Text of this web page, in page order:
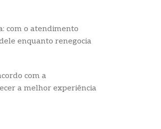
com o atendimento
enquanto renegocia
com a
a melhor experiência